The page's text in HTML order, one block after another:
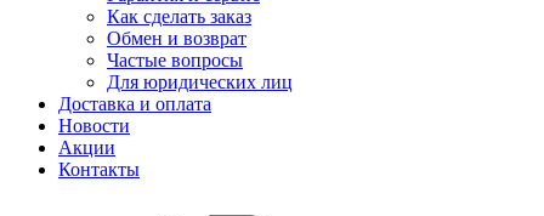
Как сделать заказ
Обмен и возврат
Частые вопросы
Для юридических лиц
Доставка и оплата
Новости
Акции
Контакты